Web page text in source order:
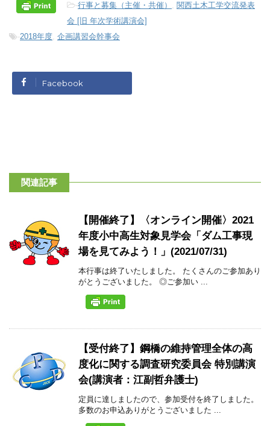
-行事と募集（主催・共催） , 関西土木工学交流発表
会 [旧 年次学術講演会]
-2018年度, 企画講習会幹事会
Facebook
関連記事
【開催終了】〈オンライン開催〉2021
年度小中高生対象見学会「ダム工事現
場を見てみよう！」(2021/07/31)
本行事は終了いたしました。 たくさんのご参加あり
がとうございました。 ◎ご参加い ...
【受付終了】鋼橋の維持管理全体の高
度化に関する調査研究委員会 特別講演
会(講演者：江副哲弁護士)
定員に達しましたので、参加受付を終了しました。
多数のお申込ありがとうございました ...